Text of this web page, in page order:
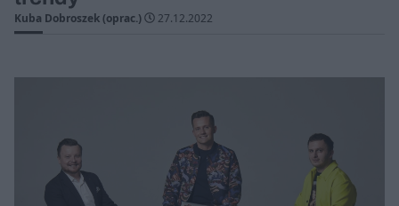
Kuba Dobroszek (oprac.) 27.12.2022